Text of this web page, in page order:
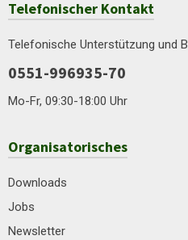
Telefonischer Kontakt
Telefonische Unterstützung und
0551-996935-70
Mo-Fr, 09:30-18:00 Uhr
Organisatorisches
Downloads
Jobs
Newsletter